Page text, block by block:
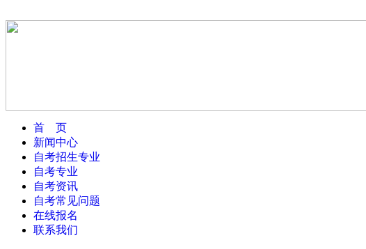
首 页
新闻中心
自考招生专业
自考专业
自考资讯
自考常见问题
在线报名
联系我们